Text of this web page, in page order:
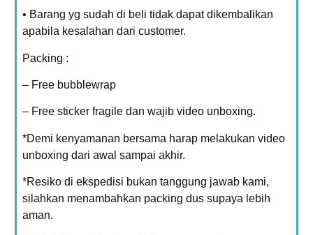
• Barang yg sudah di beli tidak dapat dikembalikan
apabila kesalahan dari customer.
Packing :
– Free bubblewrap
– Free sticker fragile dan wajib video unboxing.
*Demi kenyamanan bersama harap melakukan video
unboxing dari awal sampai akhir.
*Resiko di ekspedisi bukan tanggung jawab kami,
silahkan menambahkan packing dus supaya lebih
aman.